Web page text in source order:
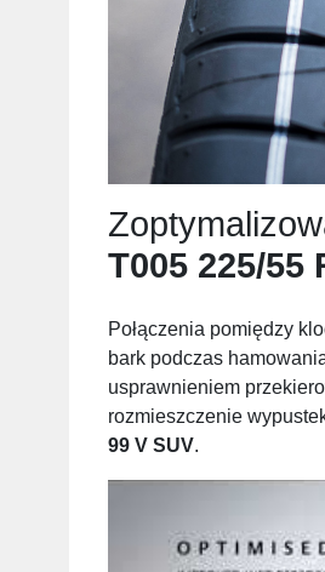
T005 225/55
Połączenia pomiędzy
bark podczas
usprawnieniem
rozmieszczenie
99 V SUV.